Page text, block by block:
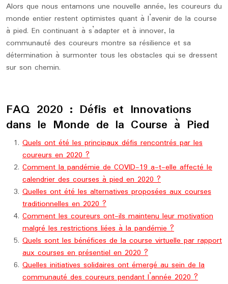
Alors que nous entamons une nouvelle année, les coureurs du
monde entier restent optimistes quant à l’avenir de la course
à pied. En continuant à s’adapter et à innover, la
communauté des coureurs montre sa résilience et sa
détermination à surmonter tous les obstacles qui se dressent
sur son chemin.
FAQ 2020 : Défis et Innovations
dans le Monde de la Course à Pied
Quels ont été les principaux défis rencontrés par les
coureurs en 2020 ?
Comment la pandémie de COVID-19 a-t-elle affecté le
calendrier des courses à pied en 2020 ?
Quelles ont été les alternatives proposées aux courses
traditionnelles en 2020 ?
Comment les coureurs ont-ils maintenu leur motivation
malgré les restrictions liées à la pandémie ?
Quels sont les bénéfices de la course virtuelle par rapport
aux courses en présentiel en 2020 ?
Quelles initiatives solidaires ont émergé au sein de la
communauté des coureurs pendant l’année 2020 ?